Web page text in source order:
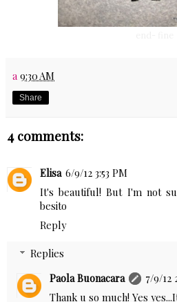
a9:30 AM
Share
4 comments:
Elisa 6/9/12 3:53 PM
It's beautiful! But I'm not
besito
Reply
Replies
Paola Buonacara
7/9/12
Thank u so much! Yes